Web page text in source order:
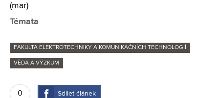
(mar)
Témata
FAKULTA ELEKTROTECHNIKY A KOMUNIKAČNÍCH TECHNOLOGIÍ
VĚDA A VÝZKUM
0 Sdílet článek